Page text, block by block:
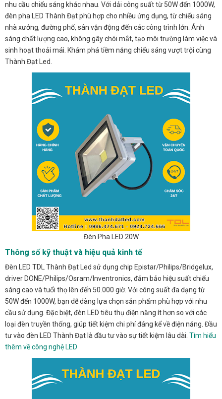
nhu cầu chiếu sáng khác nhau. Với dải công suất từ 50W đến 1000W,
đèn pha LED Thành Đạt phù hợp cho nhiều ứng dụng, từ chiếu sáng
nhà xưởng, đường phố, sân vận động đến các công trình lớn. Ánh
sáng chất lượng cao, không gây chói mắt, tạo môi trường làm việc và
sinh hoạt thoải mái. Khám phá tiềm năng chiếu sáng vượt trội cùng
Thành Đạt Led.
Đèn Pha LED 20W
Thông số kỹ thuật và hiệu quả kinh tế
Đèn LED TDL Thành Đạt Led sử dụng chip Epistar/Philips/Bridgelux,
driver DONE/Philips/Osram/Inventronics, đảm bảo hiệu suất chiếu
sáng cao và tuổi thọ lên đến 50.000 giờ. Với công suất đa dạng từ
50W đến 1000W, bạn dễ dàng lựa chọn sản phẩm phù hợp với nhu
cầu sử dụng. Đặc biệt, đèn LED tiêu thụ điện năng ít hơn so với các
loại đèn truyền thống, giúp tiết kiệm chi phí đáng kể về điện năng. Đầu
tư vào đèn LED Thành Đạt là đầu tư vào sự tiết kiệm lâu dài. Tìm hiểu
thêm về công nghệ LED